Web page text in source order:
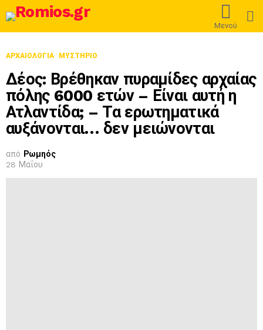
Μενού
ΑΡΧΑΙΟΛΟΓΊΑ ΜΥΣΤΉΡΙΟ
Δέος: Βρέθηκαν πυραμίδες αρχαίας
πόλης 6000 ετών – Είναι αυτή η
Ατλαντίδα; – Τα ερωτηματικά
αυξάνονται… δεν μειώνονται
από Ρωμηός
28 Μαΐου